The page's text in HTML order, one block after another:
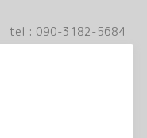
tel : 090-3182-5684